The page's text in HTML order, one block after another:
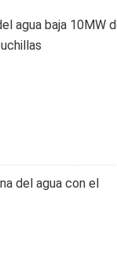
agua baja 10MW
del agua con el